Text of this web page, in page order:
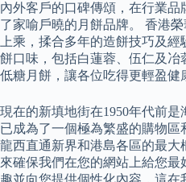
內外客戶的口碑傳頌，在行業品
了家喻戶曉的月餅品牌。 香港
上乘，揉合多年的造餅技巧及
餅口味，包括白蓮蓉、伍仁及冶
低糖月餅，讓各位吃得更輕盈健
現在的新填地街在1950年代前是
已成為了一個極為繁盛的購物區
龍西直通新界和港島各區的最大
來確保我們在您的網站上給您最
趣並向您提供個性化內容，這在